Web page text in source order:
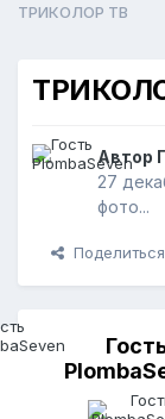
ТРИКОЛОР ТВ
Автор
27
фото...
Поделиться